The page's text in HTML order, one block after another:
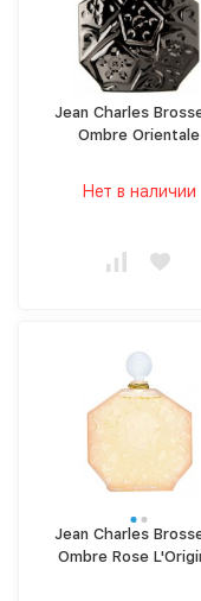
Jean Charles
Ombre Orientale
Нет в наличии
Jean Charles
Ombre Rose